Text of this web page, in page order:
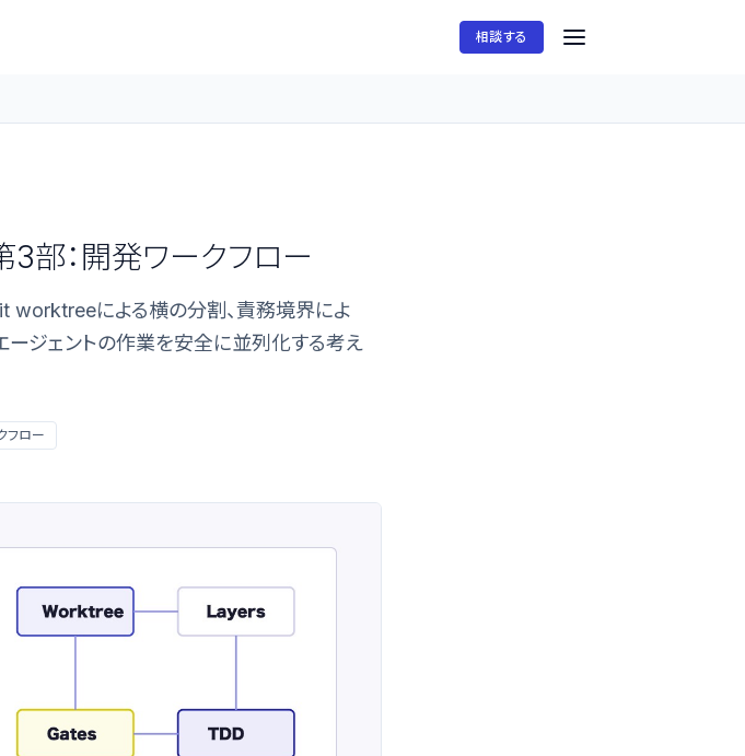
相談する
3部：開発ワークフロー
worktreeによる横の分割、責務境界によ
ージェントの作業を安全に並列化する考え
フロー